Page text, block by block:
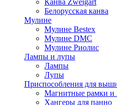
Канва Zweigart
Белорусская канва
Мулине
Мулине Bestex
Мулине DMC
Мулине Риолис
Лампы и лупы
Лампы
Лупы
Приспособления для
Магнитные рамки и
Хангеры для панно